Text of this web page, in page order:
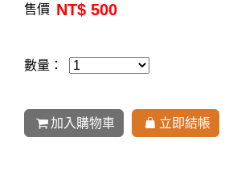
售價 NT$ 500
數量：
加入購物車 立即結帳